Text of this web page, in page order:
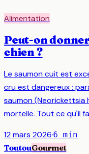
Alimentation
Peut-on
chien ?
Le saumon cuit est
cru est dangereux :
saumon
mortelle. Tout ce qu'il
12 mars 2026·6 min
ToutouGourmet